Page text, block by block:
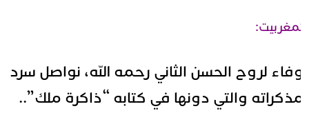
لروح الحسن الثاني رحمه الله، نواصل سرد
والتي دونها في كتابه “ذاكرة ملك”..